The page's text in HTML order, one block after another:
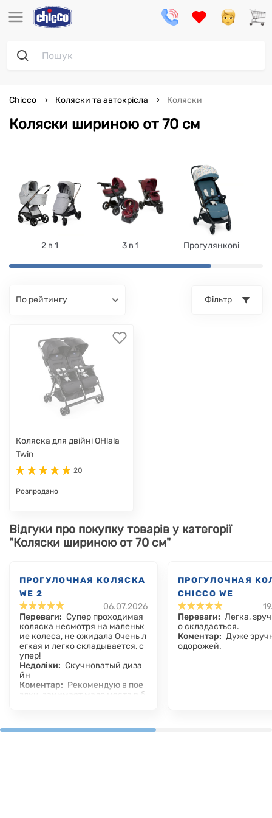
Коляски шириною от 70 см
Chicco Коляски та автокрісла Коляски
2 в 1 3 в 1 Прогулянкові
по рейтингу Фільтр
Коляска для двійні OHlala
Twin
20
Розпродано
Відгуки про покупку товарів у категорії
"Коляски шириною от 70 см"
ПРОГУЛОЧНАЯ КОЛЯСКА
WE 2
06.07.2026
Переваги: Супер проходимая
коляска несмотря на маленьк
ие колеса, не ожидала Очень л
егкая и легко складывается, с
упер!
Недоліки: Скучноватый диза
йн
Коментар: Рекомендую в пое
здки, занимает мало места в б
ПРОГУЛОЧНАЯ
CHICCO WE
Переваги: Легка,
о складається.
Коментар: Дуже
одорожей.